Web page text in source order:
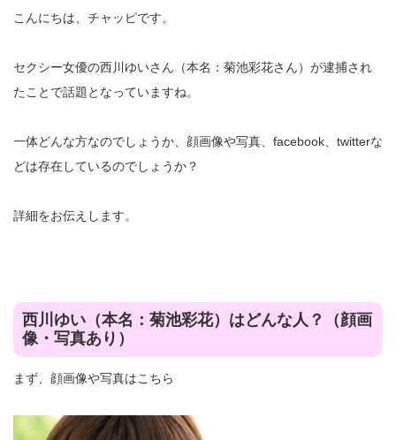
こんにちは、チャッピです。
セクシー女優の西川ゆいさん（本名：菊池彩花さん）が逮捕され
たことで話題となっていますね。
一体どんな方なのでしょうか、顔画像や写真、facebook、twitterな
どは存在しているのでしょうか？
詳細をお伝えします。
西川ゆい（本名：菊池彩花）はどんな人？（顔画
像・写真あり）
まず、顔画像や写真はこちら